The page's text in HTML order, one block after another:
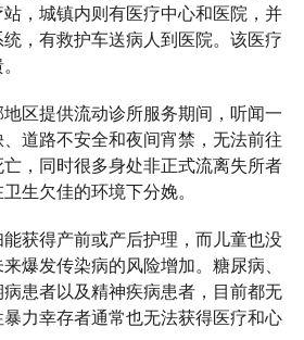
，城镇内则有医疗中心和医院，并
，有救护车送病人到医院。该医疗
区提供流动诊所服务期间，听闻一
道路不安全和夜间宵禁，无法前往
，同时很多身处非正式流离失所者
生欠佳的环境下分娩。
获得产前或产后护理，而儿童也没
爆发传染病的风险增加。糖尿病、
患者以及精神疾病患者，目前都无
力幸存者通常也无法获得医疗和心